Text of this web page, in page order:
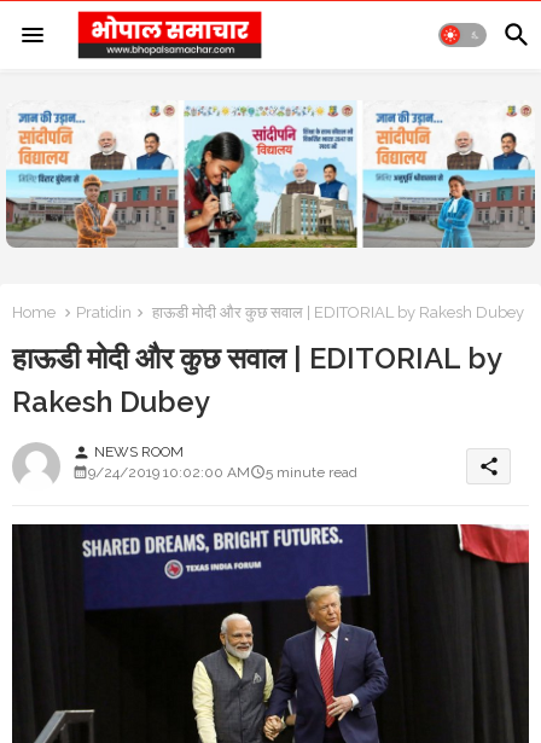
Home Pratidin हाऊडी मोदी और कुछ सवाल | EDITORIAL by Rakesh Dubey
हाऊडी मोदी और कुछ सवाल | EDITORIAL by
Rakesh Dubey
person NEWS ROOM
9/24/2019 10:02:00 AM
5 minute read share